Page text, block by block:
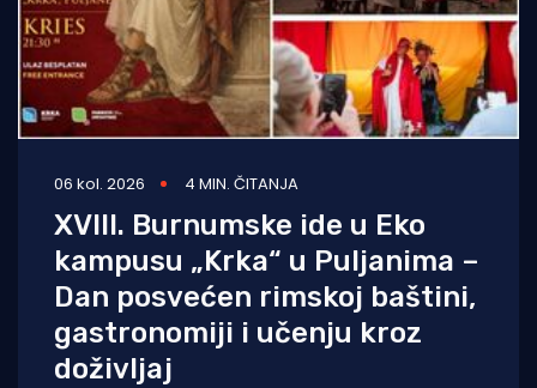
06 kol. 2026 4 MIN. ČITANJA
XVIII. Burnumske ide u Eko
kampusu „Krka“ u Puljanima –
Dan posvećen rimskoj baštini,
gastronomiji i učenju kroz
doživljaj